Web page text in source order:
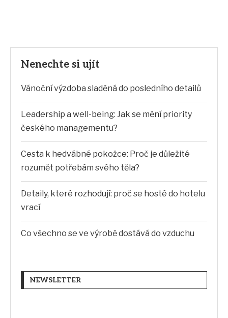
Nenechte si ujít
Vánoční výzdoba sladěná do posledního detailů
Leadership a well-being: Jak se mění priority
českého managementu?
Cesta k hedvábné pokožce: Proč je důležité
rozumět potřebám svého těla?
Detaily, které rozhodují: proč se hosté do hotelu
vrací
Co všechno se ve výrobě dostává do vzduchu
NEWSLETTER